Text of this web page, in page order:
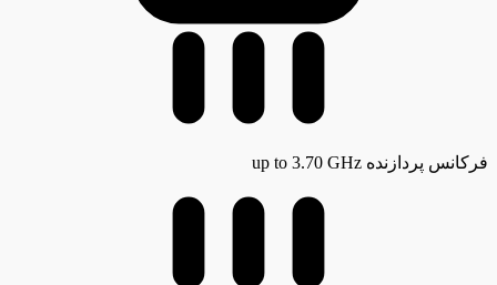
فرکانس پردازنده up to 3.70 GHz